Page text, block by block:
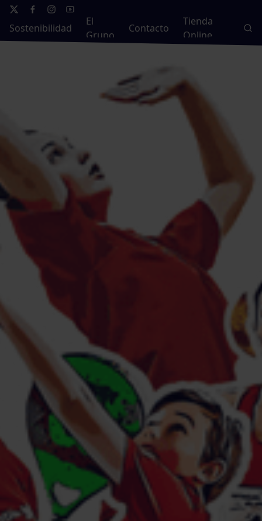
Sostenibilidad
El
Grupo
Contacto
Tienda
Online